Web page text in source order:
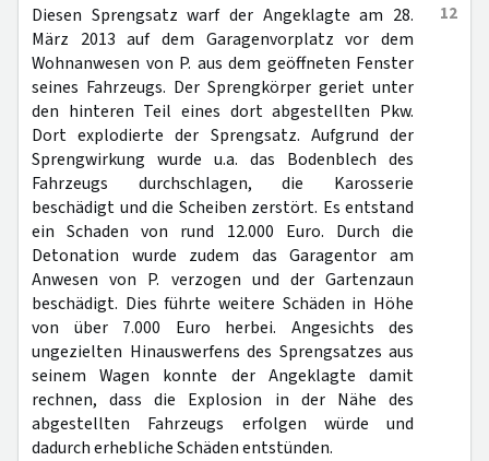
12
Diesen Sprengsatz warf der Angeklagte am 28.
März 2013 auf dem Garagenvorplatz vor dem
Wohnanwesen von P. aus dem geöffneten Fenster
seines Fahrzeugs. Der Sprengkörper geriet unter
den hinteren Teil eines dort abgestellten Pkw.
Dort explodierte der Sprengsatz. Aufgrund der
Sprengwirkung wurde u.a. das Bodenblech des
Fahrzeugs durchschlagen, die Karosserie
beschädigt und die Scheiben zerstört. Es entstand
ein Schaden von rund 12.000 Euro. Durch die
Detonation wurde zudem das Garagentor am
Anwesen von P. verzogen und der Gartenzaun
beschädigt. Dies führte weitere Schäden in Höhe
von über 7.000 Euro herbei. Angesichts des
ungezielten Hinauswerfens des Sprengsatzes aus
seinem Wagen konnte der Angeklagte damit
rechnen, dass die Explosion in der Nähe des
abgestellten Fahrzeugs erfolgen würde und
dadurch erhebliche Schäden entstünden.